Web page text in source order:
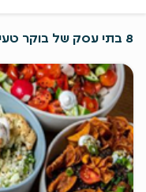
8 בתי עסק של בוקר טעים 🥐🥨